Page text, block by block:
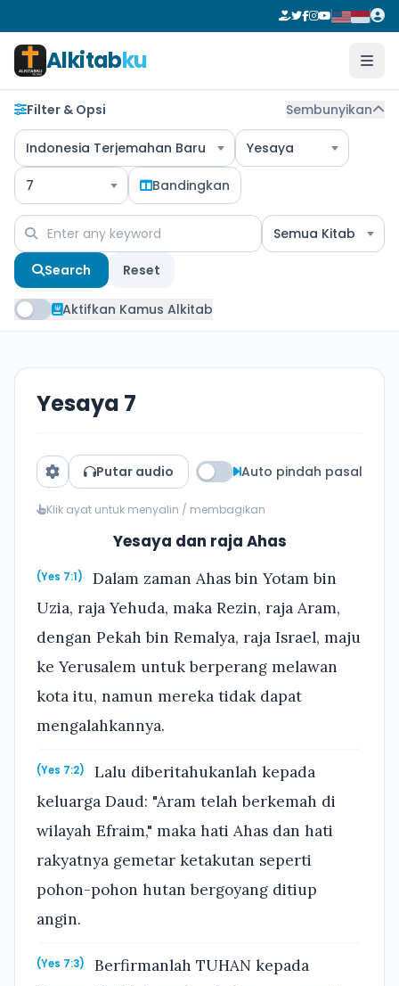
Alkitabku
Filter & Opsi Sembunyikan
Indonesia Terjemahan Baru Yesaya
7 Bandingkan
Semua Kitab
Search Reset
Aktifkan Kamus Alkitab
Yesaya 7
Putar audio Auto pindah pasal
Klik ayat untuk menyalin / membagikan
Yesaya dan raja Ahas
(Yes 7:1)
Dalam zaman Ahas bin Yotam bin
Uzia, raja Yehuda, maka Rezin, raja Aram,
dengan Pekah bin Remalya, raja Israel, maju
ke Yerusalem untuk berperang melawan
kota itu, namun mereka tidak dapat
mengalahkannya.
(Yes 7:2)
Lalu diberitahukanlah kepada
keluarga Daud: "Aram telah berkemah di
wilayah Efraim," maka hati Ahas dan hati
rakyatnya gemetar ketakutan seperti
pohon-pohon hutan bergoyang ditiup
angin.
(Yes 7:3)
Berfirmanlah TUHAN kepada